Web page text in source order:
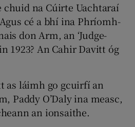
chuid na Cúirte Uachtaraí
cé a bhí ina Phríomh-
don Arm, an ‘Judge-
1923? An Cahir Davitt óg
as láimh go gcuirfí an
Paddy O’Daly ina measc,
an ionsaithe.